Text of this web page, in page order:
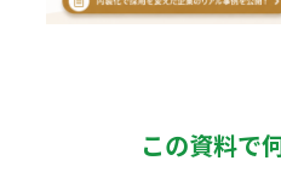
この資料で